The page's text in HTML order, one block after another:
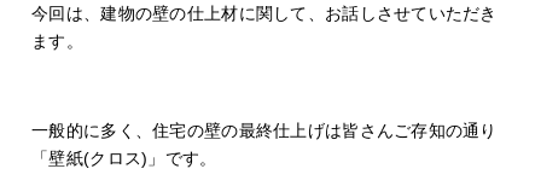
今回は、建物の壁の仕上材に関して、お話しさせていただき
ます。
一般的に多く、住宅の壁の最終仕上げは皆さんご存知の通り
「壁紙(クロス)」です。